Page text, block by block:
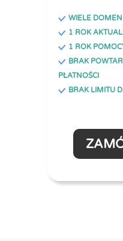
WIELE
1 ROK
1 ROK
BRAK
PŁATNOŚCI
BRAK LIMITU